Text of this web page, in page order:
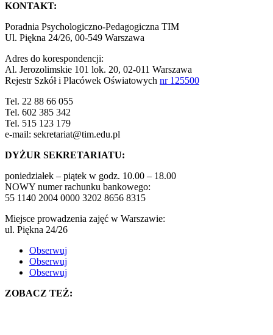
KONTAKT:
Poradnia Psychologiczno-Pedagogiczna TIM
Ul. Piękna 24/26, 00-549 Warszawa
Adres do korespondencji:
Al. Jerozolimskie 101 lok. 20, 02-011 Warszawa
Rejestr Szkół i Placówek Oświatowych nr 125500
Tel. 22 88 66 055
Tel. 602 385 342
Tel. 515 123 179
e-mail: sekretariat@tim.edu.pl
DYŻUR SEKRETARIATU:
poniedziałek – piątek w godz. 10.00 – 18.00
NOWY numer rachunku bankowego:
55 1140 2004 0000 3202 8656 8315
Miejsce prowadzenia zajęć w Warszawie:
ul. Piękna 24/26
Obserwuj
Obserwuj
Obserwuj
ZOBACZ TEŻ: